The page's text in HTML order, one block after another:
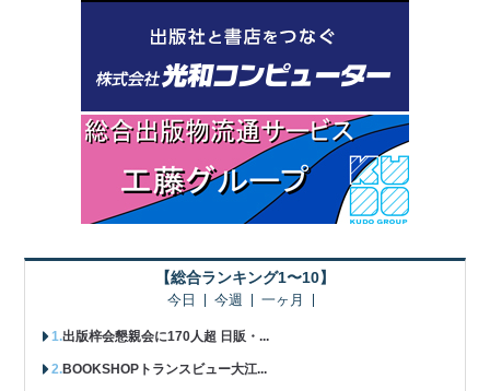
【総合ランキング1〜10】
今日 今週 一ヶ月
出版梓会懇親会に170人超 日販・...
BOOKSHOPトランスビュー大江...